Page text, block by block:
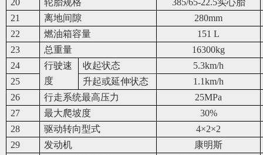
20 轮胎规格 385/65-22.5实心胎
21
离地间隙
280mm
22
燃油箱容量
151 L
23
总重量
16300kg
24
行驶速
度
收起状态
5.3km/h
25
升起或延伸状态
1.1km/h
26
行走系统最高压力
25MPa
27
最大爬坡度
30%
28
驱动转向型式 4×2×2
29
发动机
康明斯